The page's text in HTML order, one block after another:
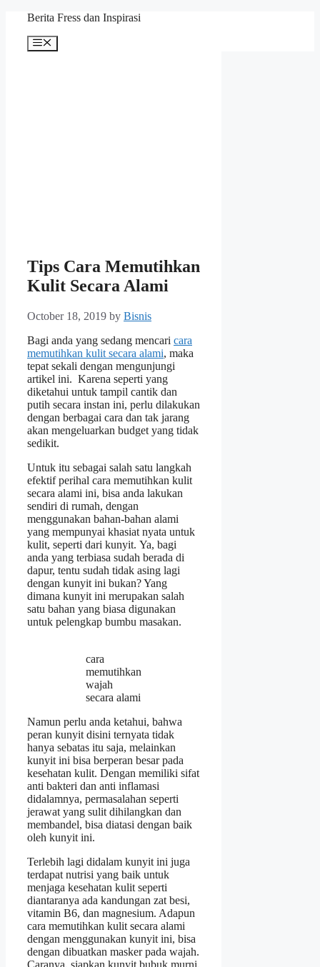
content
Berita Fress dan Inspirasi
Menu
Tips Cara Memutihkan
Kulit Secara Alami
October 18, 2019 by Bisnis
Bagi anda yang sedang mencari cara
memutihkan kulit secara alami, maka
tepat sekali dengan mengunjungi
artikel ini. Karena seperti yang
diketahui untuk tampil cantik dan
putih secara instan ini, perlu dilakukan
dengan berbagai cara dan tak jarang
akan mengeluarkan budget yang tidak
sedikit.
Untuk itu sebagai salah satu langkah
efektif perihal cara memutihkan kulit
secara alami ini, bisa anda lakukan
sendiri di rumah, dengan
menggunakan bahan-bahan alami
yang mempunyai khasiat nyata untuk
kulit, seperti dari kunyit. Ya, bagi
anda yang terbiasa sudah berada di
dapur, tentu sudah tidak asing lagi
dengan kunyit ini bukan? Yang
dimana kunyit ini merupakan salah
satu bahan yang biasa digunakan
untuk pelengkap bumbu masakan.
cara
memutihkan
wajah
secara alami
Namun perlu anda ketahui, bahwa
peran kunyit disini ternyata tidak
hanya sebatas itu saja, melainkan
kunyit ini bisa berperan besar pada
kesehatan kulit. Dengan memiliki sifat
anti bakteri dan anti inflamasi
didalamnya, permasalahan seperti
jerawat yang sulit dihilangkan dan
membandel, bisa diatasi dengan baik
oleh kunyit ini.
Terlebih lagi didalam kunyit ini juga
terdapat nutrisi yang baik untuk
menjaga kesehatan kulit seperti
diantaranya ada kandungan zat besi,
vitamin B6, dan magnesium. Adapun
cara memutihkan kulit secara alami
dengan menggunakan kunyit ini, bisa
dengan dibuatkan masker pada wajah.